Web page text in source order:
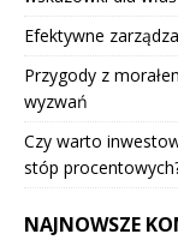
Efektywne
Przygody z
wyzwań
Czy warto
stóp
NAJNOWSZE